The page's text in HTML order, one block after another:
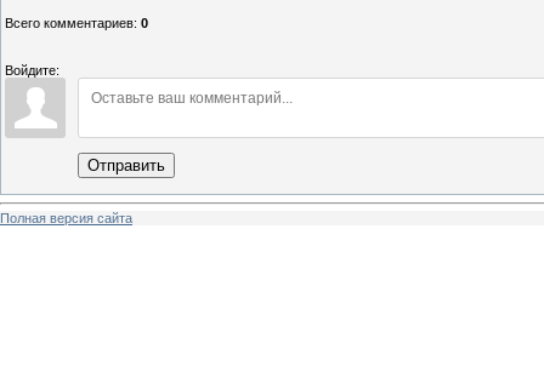
Всего комментариев: 0
Войдите:
Отправить
Полная версия сайта